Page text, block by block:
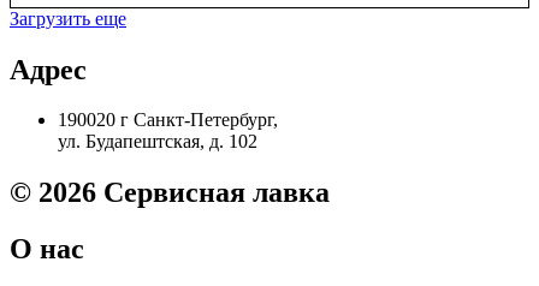
/
CF288-
60027
Шарнир
400
M401
M521
Загрузить еще
Адрес
190020 г Санкт-Петербург,
ул. Будапештская, д. 102
© 2026 Сервисная лавка
О нас